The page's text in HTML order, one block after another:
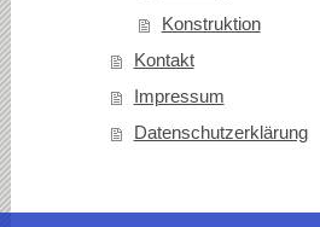
Konstruktion
Kontakt
Impressum
Datenschutzerklärung